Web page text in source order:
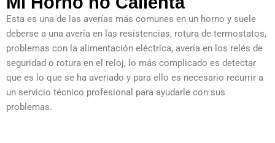
Esta es una de las averías más comunes en un horno y suele
deberse a una avería en las resistencias, rotura de termostatos,
problemas con la alimentación eléctrica, avería en los relés de
seguridad o rotura en el reloj, lo más complicado es detectar
que es lo que se ha averiado y para ello es necesario recurrir a
un servicio técnico profesional para ayudarle con sus
problemas.